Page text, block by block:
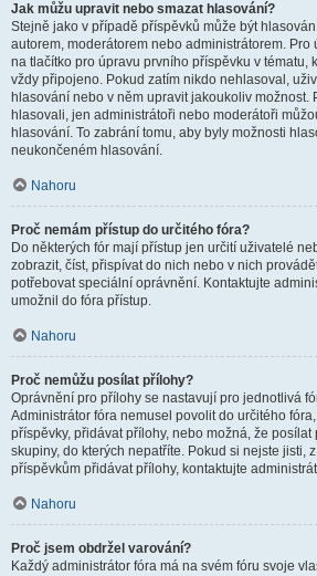
Jak můžu upravit nebo smazat hlasování?
Stejně jako v případě příspěvků může být
autorem, moderátorem nebo administrátorem. Pro
na tlačítko pro úpravu prvního příspěvku v tématu,
vždy připojeno. Pokud zatím nikdo nehlasoval,
hlasování nebo v něm upravit jakoukoliv možnost.
hlasovali, jen administrátoři nebo moderátoři
hlasování. To zabrání tomu, aby byly možnosti
neukončeném hlasování.
Nahoru
Proč nemám přístup do určitého fóra?
Do některých fór mají přístup jen určití uživatelé
zobrazit, číst, přispívat do nich nebo v nich
potřebovat speciální oprávnění. Kontaktujte
umožnil do fóra přístup.
Nahoru
Proč nemůžu posílat přílohy?
Oprávnění pro přílohy se nastavují pro jednotlivá
Administrátor fóra nemusel povolit do určitého
příspěvky, přidávat přílohy, nebo možná, že
skupiny, do kterých nepatříte. Pokud si nejste jisti,
příspěvkům přidávat přílohy, kontaktujte
Nahoru
Proč jsem obdržel varování?
Každý administrátor fóra má na svém fóru svoje